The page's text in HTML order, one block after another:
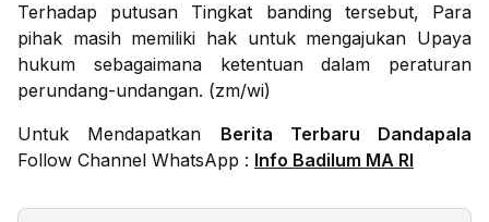
Terhadap putusan Tingkat banding tersebut, Para
pihak masih memiliki hak untuk mengajukan Upaya
hukum sebagaimana ketentuan dalam peraturan
perundang-undangan. (zm/wi)
Untuk Mendapatkan Berita Terbaru Dandapala
Follow Channel WhatsApp : Info Badilum MA RI